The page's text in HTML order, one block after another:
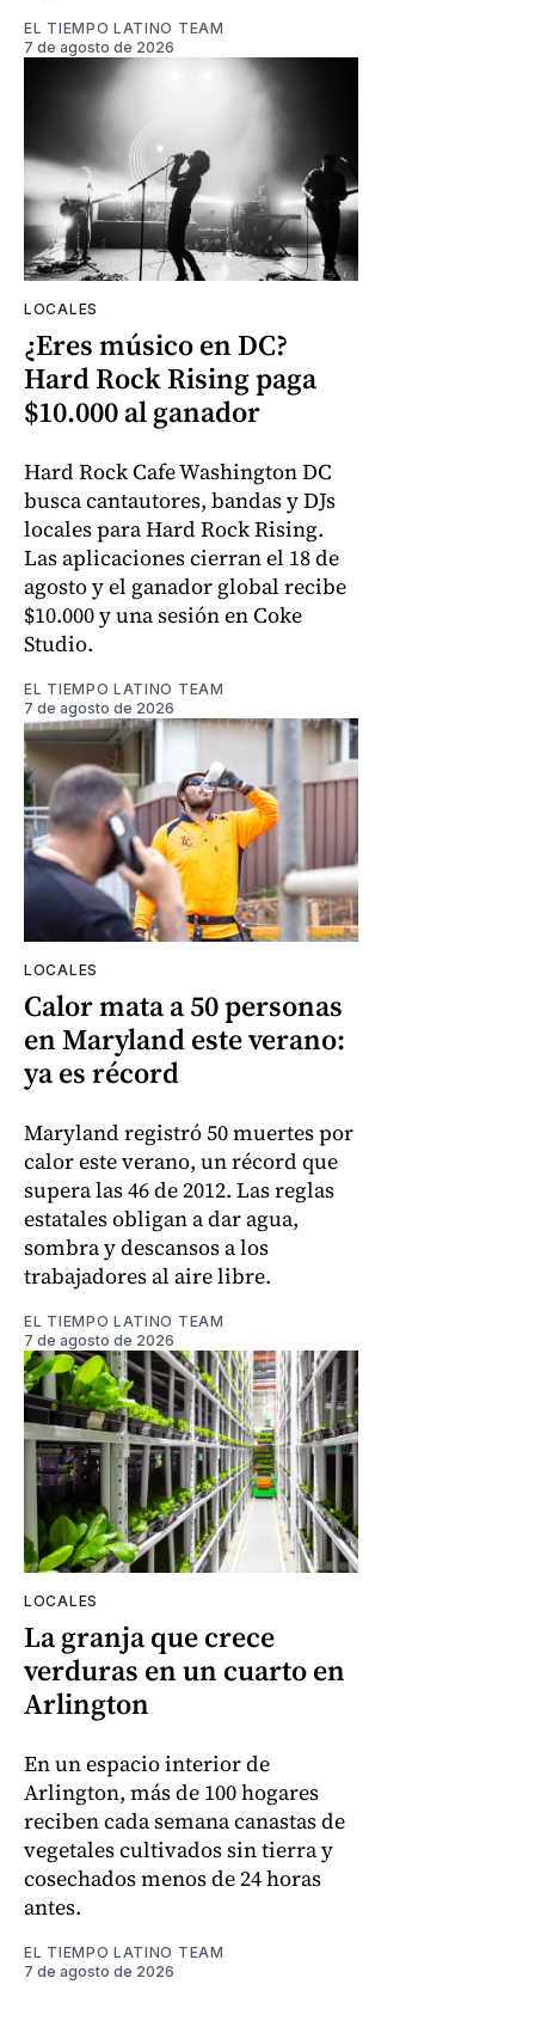
EL TIEMPO LATINO TEAM
7 de agosto de 2026
LOCALES
¿Eres músico en DC?
Hard Rock Rising paga
$10.000 al ganador
Hard Rock Cafe Washington DC
busca cantautores, bandas y DJs
locales para Hard Rock Rising.
Las aplicaciones cierran el 18 de
agosto y el ganador global recibe
$10.000 y una sesión en Coke
Studio.
EL TIEMPO LATINO TEAM
7 de agosto de 2026
LOCALES
Calor mata a 50 personas
en Maryland este verano:
ya es récord
Maryland registró 50 muertes por
calor este verano, un récord que
supera las 46 de 2012. Las reglas
estatales obligan a dar agua,
sombra y descansos a los
trabajadores al aire libre.
EL TIEMPO LATINO TEAM
7 de agosto de 2026
LOCALES
La granja que crece
verduras en un cuarto en
Arlington
En un espacio interior de
Arlington, más de 100 hogares
reciben cada semana canastas de
vegetales cultivados sin tierra y
cosechados menos de 24 horas
antes.
EL TIEMPO LATINO TEAM
7 de agosto de 2026